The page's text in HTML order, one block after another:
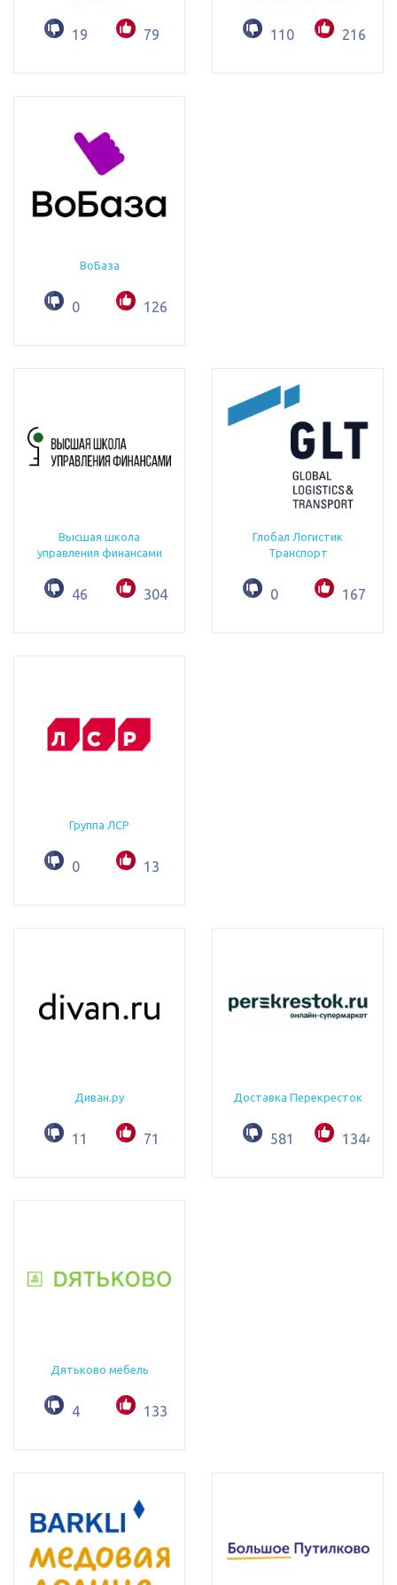
19 79 110 216
ВоБаза
0 126
Высшая школа
управления финансами
46 304
Глобал Логистик
Транспорт
0 167
Группа ЛСР
0 13
Диван.ру
11 71
Доставка Перекресток
581 1344
Дятьково мебель
4 133